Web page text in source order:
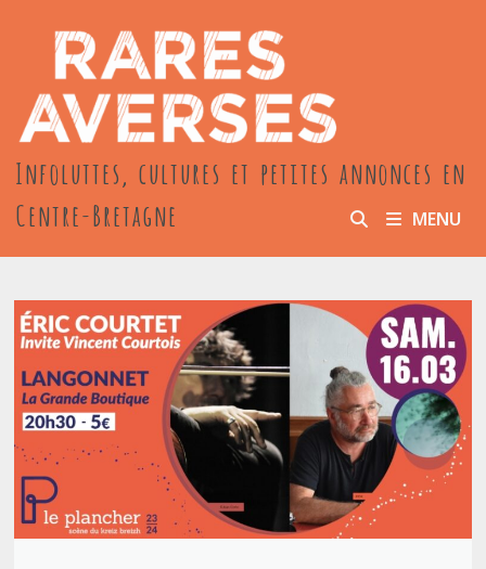
contenu
Infoluttes, cultures et petites annonces en
Centre-Bretagne
MENU